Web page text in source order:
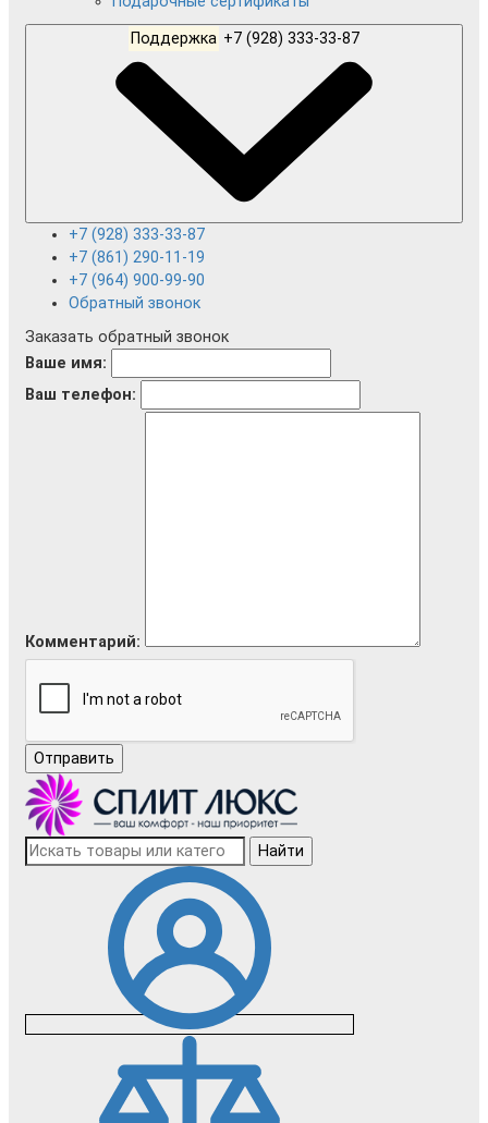
Поддержка
+7 (928) 333-33-87
+7 (861) 290-11-19
+7 (964) 900-99-90
Обратный звонок
Заказать обратный звонок
Ваше имя:
Ваш телефон:
Комментарий:
Отправить
Найти